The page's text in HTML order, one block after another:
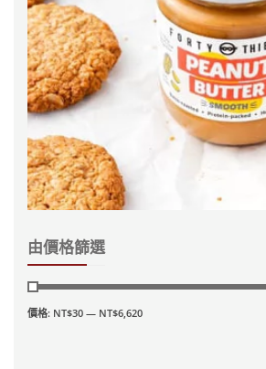
由價格篩選
價格: NT$30 — NT$6,620